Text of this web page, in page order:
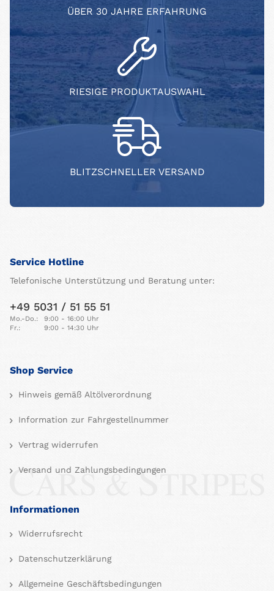
ÜBER 30 JAHRE ERFAHRUNG
RIESIGE PRODUKTAUSWAHL
BLITZSCHNELLER VERSAND
Service Hotline
Telefonische Unterstützung und Beratung unter:
+49 5031 / 51 55 51
Mo.-Do.:
9:00 - 16:00 Uhr
Fr.:
9:00 - 14:30 Uhr
Shop Service
Hinweis gemäß Altölverordnung
Information zur Fahrgestellnummer
Vertrag widerrufen
Versand und Zahlungsbedingungen
Informationen
Widerrufsrecht
Datenschutzerklärung
Allgemeine Geschäftsbedingungen